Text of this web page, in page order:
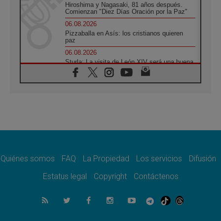
Hiroshima y Nagasaki, 81 años después.
Comienzan "Diez Días Oración por la Paz"
06.08.2026
Pizzaballa en Asís: los cristianos quieren
paz
06.08.2026
Sturla: La visita de León XIV será una buena
noticia para todo el Uruguay
06.08.2026
gracia reconciliación y esperanza
Cardenal Rossi: "La llegada del Papa León a
06.08.2026
En Asís, León XIV invita a los jóvenes a
Quiénes somos FAQ La Propiedad Los servicios
Difusión
Estatus legal
Copyright Contáctenos